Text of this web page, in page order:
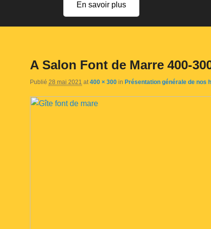
En savoir plus
A Salon Font de Marre 400-
Publié 28 mai 2021 at400 × 300 in Présentation générale de nos